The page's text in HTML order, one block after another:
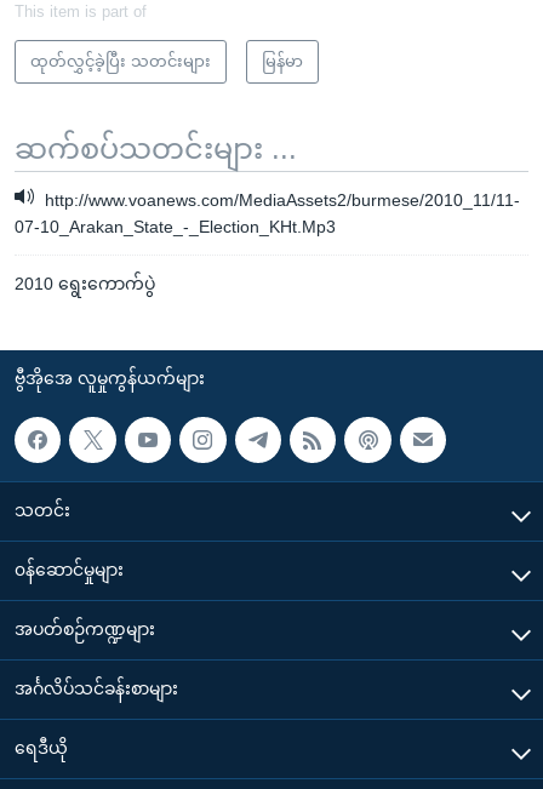
This item is part of
ထုတ်လွှင့်ခဲ့ပြီး သတင်းများ မြန်မာ
ဆက်စပ်သတင်းများ ...
http://www.voanews.com/MediaAssets2/burmese/2010_11/11-
07-10_Arakan_State_-_Election_KHt.Mp3
2010 ရွေးကောက်ပွဲ
ဗွီအိုအေ လူမှုကွန်ယက်များ
သတင်း
၀န်ဆောင်မှုများ
အပတ်စဉ်ကဏ္ဍများ
အင်္ဂလိပ်သင်ခန်းစာများ
ရေဒီယို